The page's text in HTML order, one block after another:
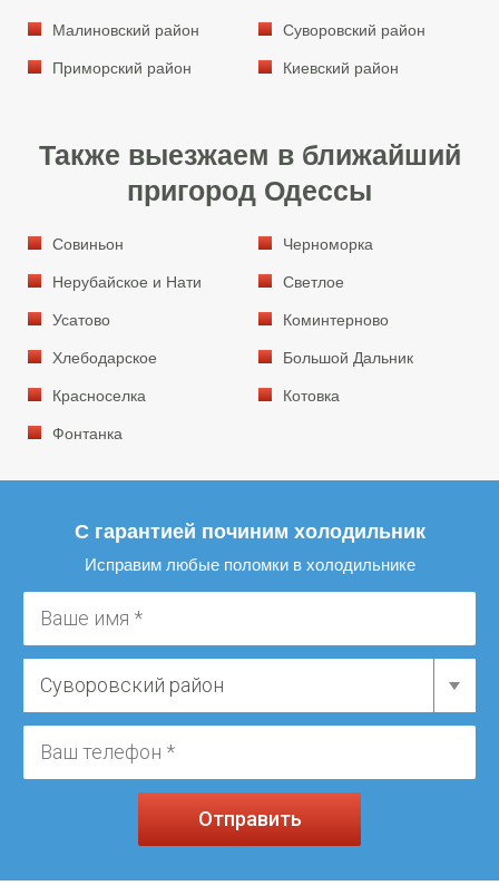
Малиновский район
Приморский район
Суворовский район
Киевский район
Также выезжаем в ближайший
пригород Одессы
Совиньон
Нерубайское и Нати
Усатово
Хлебодарское
Красноселка
Фонтанка
Черноморка
Светлое
Коминтерново
Большой Дальник
Котовка
С гарантией починим холодильник
Исправим любые поломки в холодильнике
Отправить